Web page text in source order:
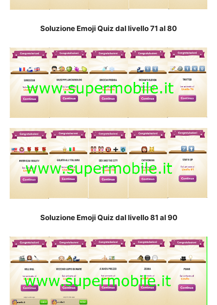
Soluzione Emoji Quiz dal livello 71 al 80
Soluzione Emoji Quiz dal livello 81 al 90